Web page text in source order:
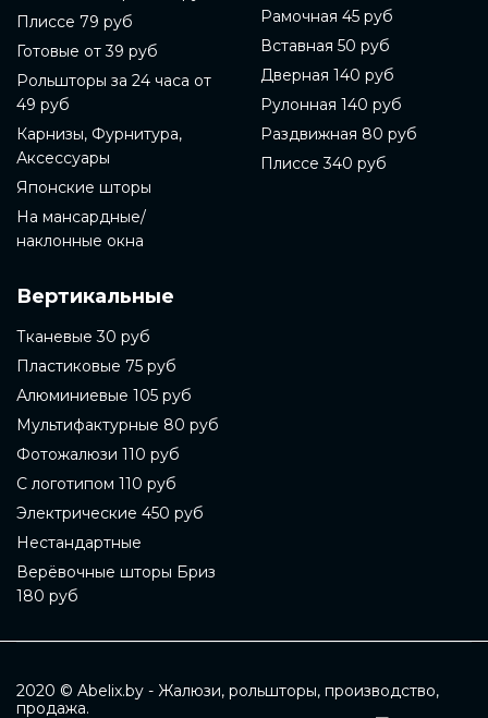
Плиссе 79 руб
Готовые от 39 руб
Рольшторы за 24 часа от
49 руб
Карнизы, Фурнитура,
Аксессуары
Японские шторы
На мансардные/
наклонные окна
Вертикальные
Тканевые 30 руб
Пластиковые 75 руб
Алюминиевые 105 руб
Мультифактурные 80 руб
Фотожалюзи 110 руб
С логотипом 110 руб
Электрические 450 руб
Нестандартные
Верёвочные шторы Бриз
180 руб
Рамочная 45 руб
Вставная 50 руб
Дверная 140 руб
Рулонная 140 руб
Раздвижная 80 руб
Плиссе 340 руб
2020 © Abelix.by - Жалюзи, рольшторы, производство,
продажа.